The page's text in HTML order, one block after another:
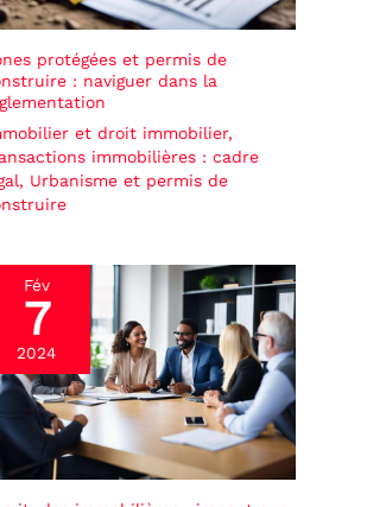
protégées et permis de
: naviguer dans la
et droit immobilier,
immobilières : cadre
, Urbanisme et permis de
Fév
7
2024